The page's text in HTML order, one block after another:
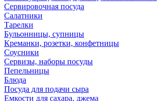
Сервировочная посуда
Салатники
Тарелки
Бульонницы, супницы
Креманки, розетки, конфетницы
Соусники
Сервизы, наборы посуды
Пепельницы
Блюда
Посуда для подачи сыра
Емкости для сахара, джема